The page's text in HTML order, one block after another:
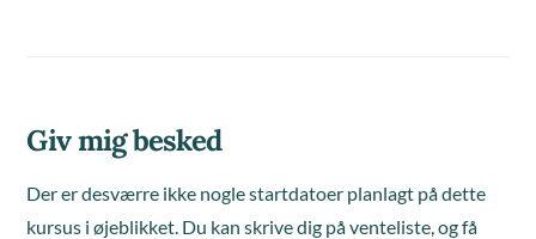
Giv mig besked
Der er desværre ikke nogle startdatoer planlagt på dette
kursus i øjeblikket. Du kan skrive dig på venteliste, og få